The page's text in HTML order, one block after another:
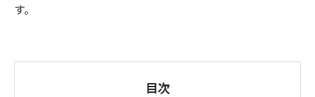
す。
目次